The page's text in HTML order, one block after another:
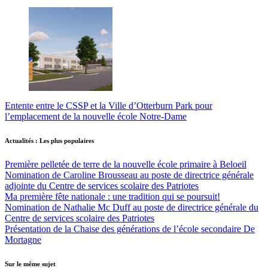
Entente entre le CSSP et la Ville d’Otterburn Park pour
l’emplacement de la nouvelle école Notre-Dame
Actualités : Les plus populaires
Première pelletée de terre de la nouvelle école primaire à Beloeil
Nomination de Caroline Brousseau au poste de directrice générale
adjointe du Centre de services scolaire des Patriotes
Ma première fête nationale : une tradition qui se poursuit!
Nomination de Nathalie Mc Duff au poste de directrice générale du
Centre de services scolaire des Patriotes
Présentation de la Chaise des générations de l’école secondaire De
Mortagne
Sur le même sujet